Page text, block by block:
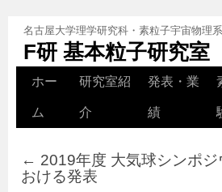
名古屋大学理学研究科・素粒子宇宙物理系
F研 基本粒子研究室
ホー
ム
研究室紹
介
発表・業
績
← 2019年度 大気球シンポ
おける発表